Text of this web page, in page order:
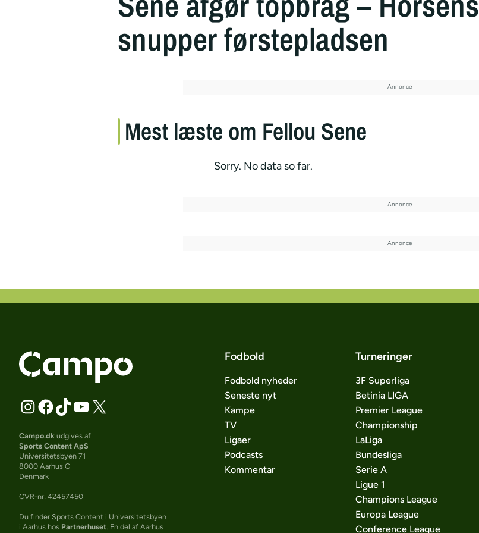
snupper førstepladsen
Mest læste om Fellou Sene
Sorry. No data so far.
Campo.dk udgives af
Sports Content ApS
Universitetsbyen 71
8000 Aarhus C
Denmark
CVR-nr: 42457450
Du finder Sports Content i Universitetsbyen
i Aarhus hos Partnerhuset . En del af Aarhus
Fodbold
Fodbold nyheder
Seneste nyt
Kampe
TV
Ligaer
Podcasts
Kommentar
Turneringer
3F Superliga
Betinia LIGA
Premier League
Championship
LaLiga
Bundesliga
Serie A
Ligue 1
Champions League
Europa League
Conference League